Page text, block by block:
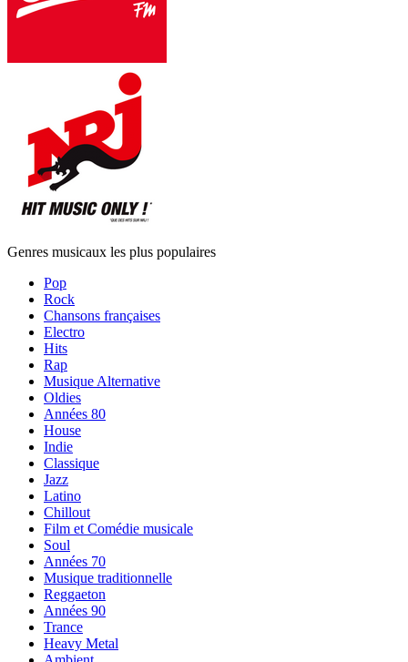
Genres musicaux les plus populaires
Pop
Rock
Chansons françaises
Electro
Hits
Rap
Musique Alternative
Oldies
Années 80
House
Indie
Classique
Jazz
Latino
Chillout
Film et Comédie musicale
Soul
Années 70
Musique traditionnelle
Reggaeton
Années 90
Trance
Heavy Metal